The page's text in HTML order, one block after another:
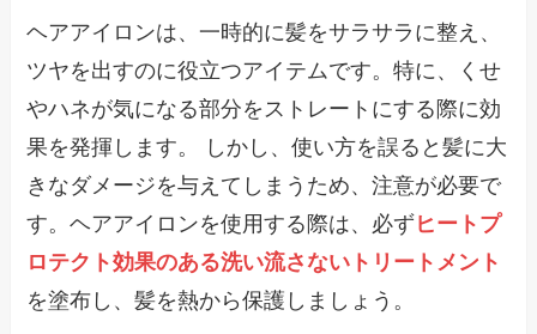
ヘアアイロンは、一時的に髪をサラサラに整え、
ツヤを出すのに役立つアイテムです。特に、くせ
やハネが気になる部分をストレートにする際に効
果を発揮します。 しかし、使い方を誤ると髪に大
きなダメージを与えてしまうため、注意が必要で
す。ヘアアイロンを使用する際は、必ずヒートプ
ロテクト効果のある洗い流さないトリートメント
を塗布し、髪を熱から保護しましょう。